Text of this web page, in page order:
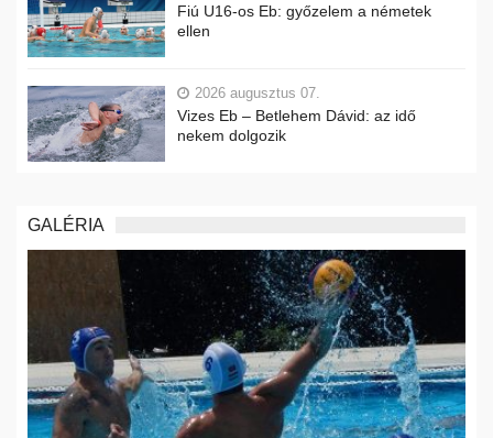
Fiú U16-os Eb: győzelem a németek
ellen
2026 augusztus 07.
Vizes Eb – Betlehem Dávid: az idő
nekem dolgozik
GALÉRIA